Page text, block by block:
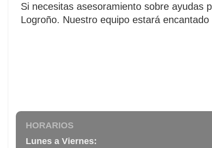
Si necesitas asesoramiento sobre ayudas
Logroño. Nuestro equipo estará
HORARIOS
Lunes a Viernes: